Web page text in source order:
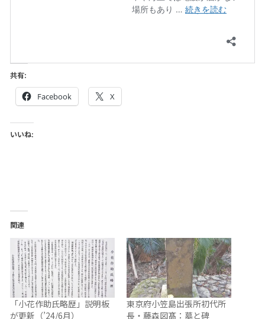
共有:
Facebook X
いいね:
関連
「小花作助氏略歴」説明板
が更新（’24/6月）
東京府小笠島出張所初代所
長・藤森図髙：墓と碑